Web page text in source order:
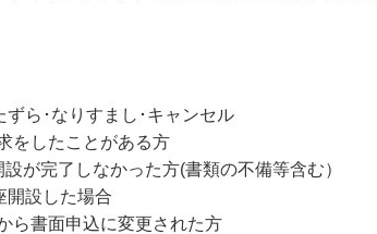
ら･なりすまし･キャンセル
をしたことがある方
が完了しなかった方(書類の不備等含む）
設した場合
ら書面申込に変更された方